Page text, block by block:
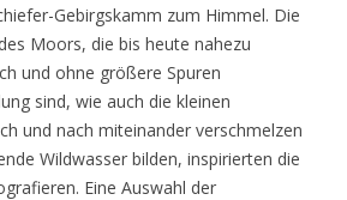
Gebirgskamm zum Himmel. Die
Moors, die bis heute nahezu
und ohne größere Spuren
sind, wie auch die kleinen
und nach miteinander verschmelzen
Wildwasser bilden, inspirierten die
Eine Auswahl der